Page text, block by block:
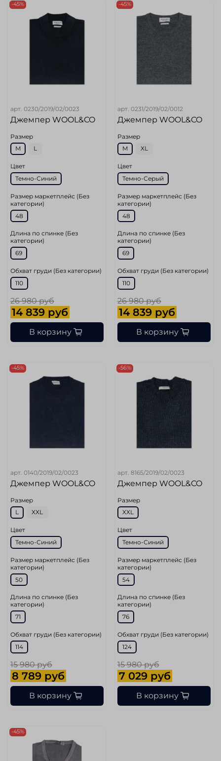
-45%
арт. 0230/2019/02/0023
Джемпер WOOL&CO
Размер
M
L
Цвет
Темно-Синий
Размер маркетплейс (Без
категории)
48
Длина по спинке (Без
категории)
69
Обхват груди (Без категории)
110
26 980 руб
14 839 руб
В корзину
-45%
арт. 0231/2019/02/0012
Джемпер WOOL&CO
Размер
M
XL
Цвет
Темно-Серый
Размер маркетплейс (Без
категории)
48
Длина по спинке (Без
категории)
69
Обхват груди (Без категории)
110
26 980 руб
14 839 руб
В корзину
-45%
арт. 0140/2019/02/0023
Джемпер WOOL&CO
Размер
L
XXL
Цвет
Темно-Синий
Размер маркетплейс (Без
категории)
50
Длина по спинке (Без
категории)
71
Обхват груди (Без категории)
114
15 980 руб
8 789 руб
В корзину
-56%
арт. 8165/2019/02/0023
Джемпер WOOL&CO
Размер
XXL
Цвет
Темно-Синий
Размер маркетплейс (Без
категории)
54
Длина по спинке (Без
категории)
76
Обхват груди (Без категории)
124
15 980 руб
7 029 руб
В корзину
-45%